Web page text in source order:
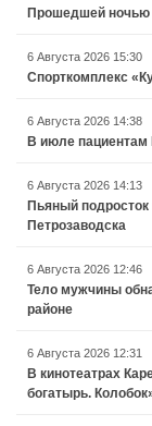
Прошедшей ночью
6 Августа 2026 15:30
Спорткомплекс
6 Августа 2026 14:38
В июле пациентам
6 Августа 2026 14:13
Пьяный
Петрозаводска
6 Августа 2026 12:46
Тело мужчины
районе
6 Августа 2026 12:31
В кинотеатрах
богатырь.